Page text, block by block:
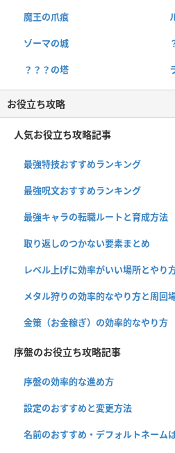
魔王の爪痕
ゾーマの城
？？？の塔
お役立ち攻略
人気お役立ち攻略記事
最強特技おすすめランキング
最強呪文おすすめランキング
最強キャラの転職ルートと育成方法
取り返しのつかない要素まとめ
レベル上げに効率がいい場所とやり
メタル狩りの効率的なやり方と周回
金策（お金稼ぎ）の効率的なやり方
序盤のお役立ち攻略記事
序盤の効率的な進め方
設定のおすすめと変更方法
名前のおすすめ・デフォルトネーム